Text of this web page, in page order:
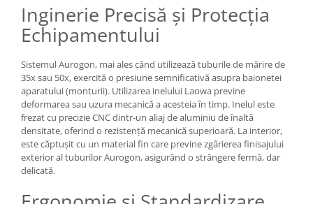
Incarcatoare acumulatori Foto-
Video
Huse protectie acumulatori foto
Tablete grafice
Adaptoare pentru convertoare sau
filtre
Alimentatoare 220V
Cabluri
Carcase de tip Cage, pentru
complexe
Inginerie Precisă și Protecția
Echipamentului
Sistemul Aurogon, mai ales când utilizează tuburile de mărire de
35x sau 50x, exercită o presiune semnificativă asupra baionetei
aparatului (monturii). Utilizarea inelului Laowa previne
deformarea sau uzura mecanică a acesteia în timp. Inelul este
frezat cu precizie CNC dintr-un aliaj de aluminiu de înaltă
densitate, oferind o rezistență mecanică superioară. La interior,
este căptușit cu un material fin care previne zgârierea finisajului
exterior al tuburilor Aurogon, asigurând o strângere fermă, dar
delicată.